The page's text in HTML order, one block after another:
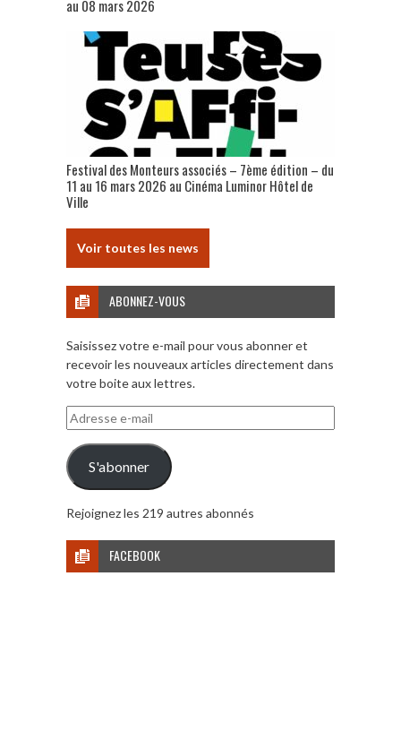
au 08 mars 2026
Festival des Monteurs associés – 7ème édition – du
11 au 16 mars 2026 au Cinéma Luminor Hôtel de
Ville
Voir toutes les news
ABONNEZ-VOUS
Saisissez votre e-mail pour vous abonner et
recevoir les nouveaux articles directement dans
votre boite aux lettres.
Adresse
e-
mail
S'abonner
Rejoignez les 219 autres abonnés
FACEBOOK